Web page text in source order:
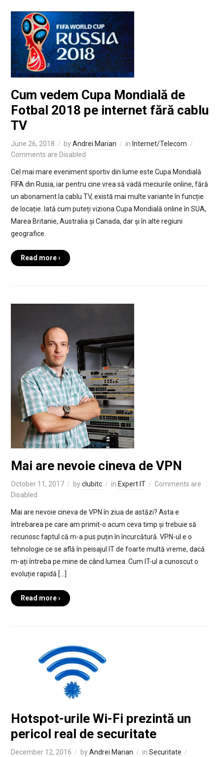
Cum vedem Cupa Mondială de
Fotbal 2018 pe internet fără cablu
TV
June 26, 2018 byAndrei Marian in Internet/Telecom
Comments are Disabled
Cel mai mare eveniment sportiv din lume este Cupa Mondială
FIFA din Rusia, iar pentru cine vrea să vadă meciurile online, fără
un abonament la cablu TV, există mai multe variante în funcție
de locație. Iată cum puteți viziona Cupa Mondială online în SUA,
Marea Britanie, Australia și Canada, dar și în alte regiuni
geografice.
Read more ›
Mai are nevoie cineva de VPN
October 11, 2017 byclubitc in Expert IT
Comments are
Disabled
Mai are nevoie cineva de VPN în ziua de astăzi? Asta e
întrebarea pe care am primit-o acum ceva timp și trebuie să
recunosc faptul că m-a pus puțin în încurcătură. VPN-ul e o
tehnologie ce se află în peisajul IT de foarte multă vreme, dacă
m-ați întreba pe mine de când lumea. Cum IT-ul a cunoscut o
evoluție rapidă […]
Read more ›
Hotspot-urile Wi-Fi prezintă un
pericol real de securitate
December 12, 2016 byAndrei Marian in Securitate